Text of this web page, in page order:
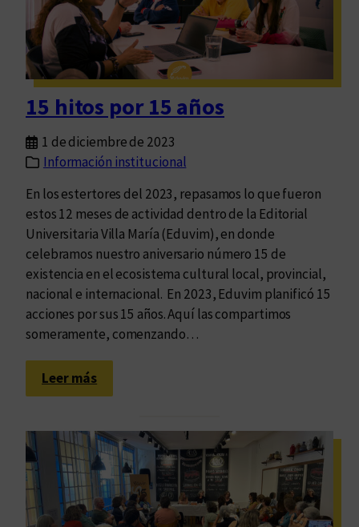
n
o
e
n
t
s
d
e
p
r
o
s
a
s
15 hitos por 15 años
1 de diciembre de 2023
Información institucional
En los estertores del 2023, repasamos lo que fueron
estos 12 meses de actividad dentro de la Editorial
Universitaria Villa María (Eduvim), en donde
celebramos nuestro aniversario número 15 de
existencia en el ecosistema cultural local, provincial,
nacional e internacional. En 2023, Eduvim planificó 15
acciones por sus 15 años. Aquí las compartimos
someramente, comenzando…
Leer más:
1
h
i
t
o
s